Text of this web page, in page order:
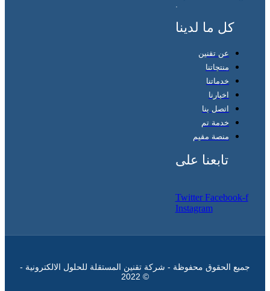
كل ما لدينا
عن تقنين
منتجاتنا
خدماتنا
اخبارنا
اتصل بنا
خدمة تم
منصة مقيم
تابعنا على
Twitter Facebook-f
Instagram
جميع الحقوق محفوظة - شركة تقنين المستقلة للحلول الالكترونية -
© 2022